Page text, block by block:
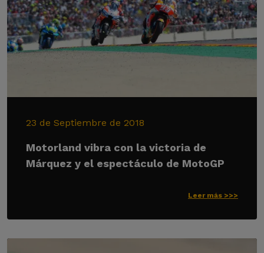
23 de Septiembre de 2018
Motorland vibra con la victoria de
Márquez y el espectáculo de MotoGP
Leer más >>>